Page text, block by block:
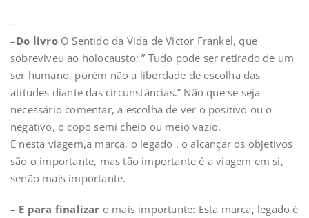
–
–Do livroO Sentido da Vida de Victor Frankel, que
sobreviveu ao holocausto: ” Tudo pode ser retirado de um
ser humano, porém não a liberdade de escolha das
atitudes diante das circunstâncias.” Não que se seja
necessário comentar, a escolha de ver o positivo ou o
negativo, o copo semi cheio ou meio vazio.
E nesta viagem,a marca, o legado , o alcançar os objetivos
são o importante, mas tão importante é a viagem em si,
senão mais importante.
– E para finalizar o mais importante: Esta marca, legado é